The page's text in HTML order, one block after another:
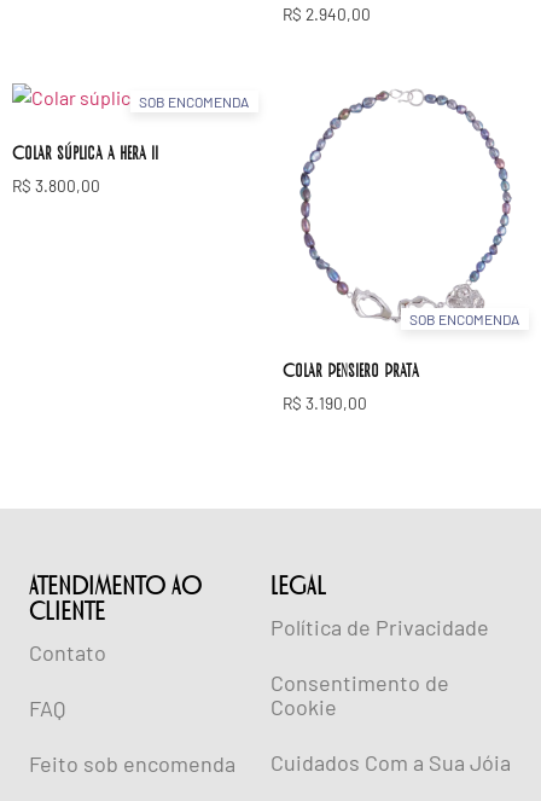
R$ 2.940,00
SOB ENCOMENDA
Colar súplica a hera ii
R$ 3.800,00
SOB ENCOMENDA
Colar Pensiero Prata
R$ 3.190,00
ATENDIMENTO AO
CLIENTE
Contato
FAQ
Feito sob encomenda
lEGAL
Política de Privacidade
Consentimento de
Cookie
Cuidados Com a Sua Jóia